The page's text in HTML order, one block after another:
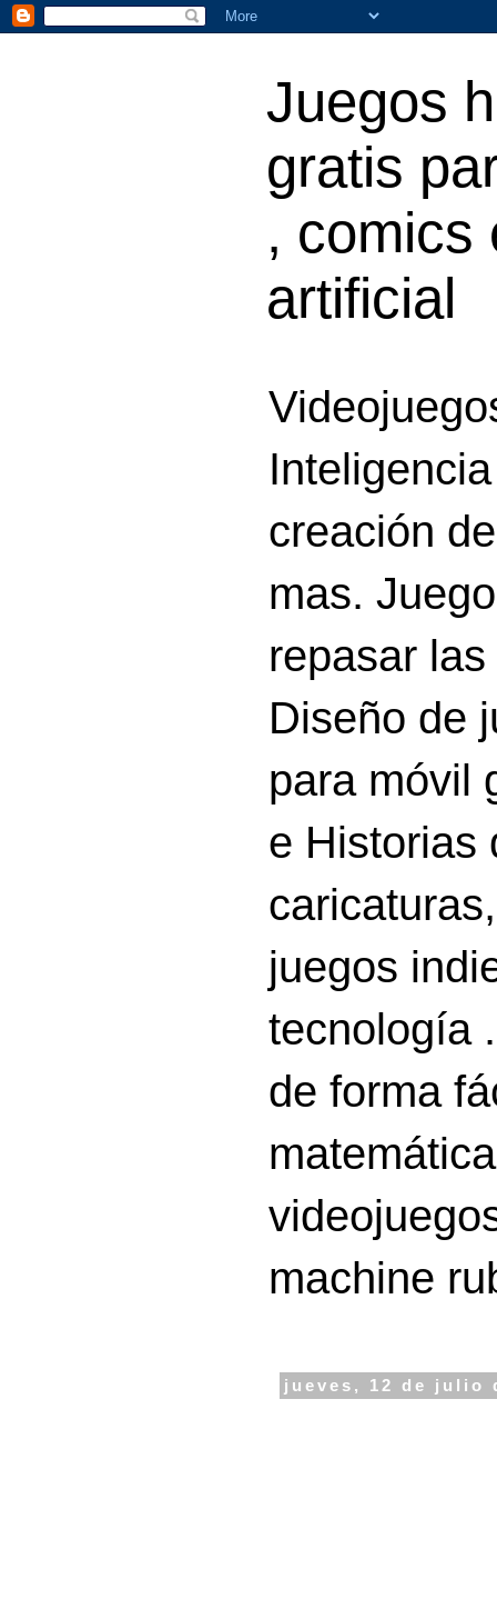
Juegos
gratis
, comics
artificial
creación
mas.
repasar
Diseño de
para móvil
e Historias
juegos
tecnología
de forma
machine
jueves, 12 de julio